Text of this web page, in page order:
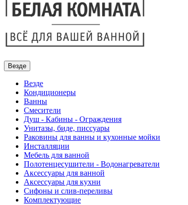
Везде
Везде
Кондиционеры
Ванны
Смесители
Душ - Кабины - Ограждения
Унитазы, биде, писсуары
Раковины для ванны и кухонные мойки
Инсталляции
Мебель для ванной
Полотенцесушители - Водонагреватели
Аксессуары для ванной
Аксессуары для кухни
Сифоны и слив-переливы
Комплектующие